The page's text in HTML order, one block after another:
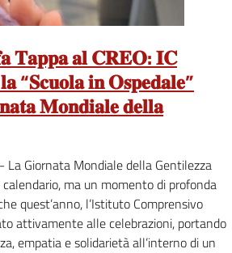
𝐓𝐚𝐩𝐩𝐚 𝐚𝐥 𝐂𝐑𝐄𝐎: 𝐈𝐂
“𝐒𝐜𝐮𝐨𝐥𝐚 𝐢𝐧 𝐎𝐬𝐩𝐞𝐝𝐚𝐥𝐞”
𝐌𝐨𝐧𝐝𝐢𝐚𝐥𝐞 𝐝𝐞𝐥𝐥𝐚
La Giornata Mondiale della Gentilezza
ma un momento di profonda
quest’anno, l’Istituto Comprensivo
attivamente alle celebrazioni, portando
empatia e solidarietà all’interno di un